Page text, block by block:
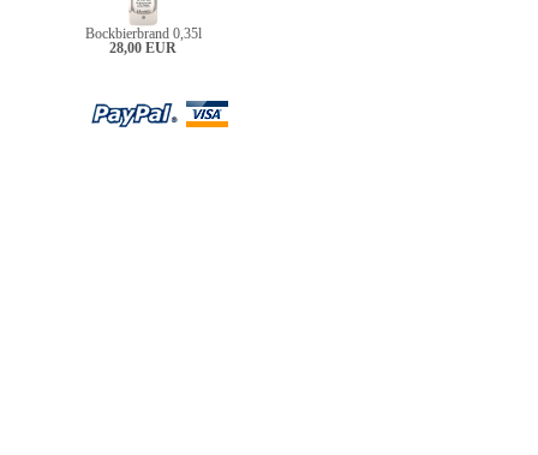
Bockbierbrand 0,35l
28,00 EUR